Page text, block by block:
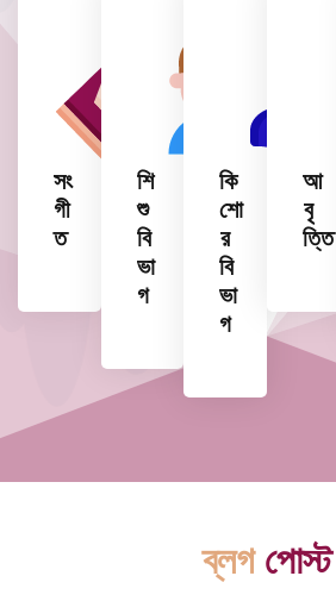
সং
গী
ত
শি
শু
বি
ভা
গ
কি
শো
র
বি
ভা
গ
আ
বৃ
ত্তি
ব্লগ পোস্ট